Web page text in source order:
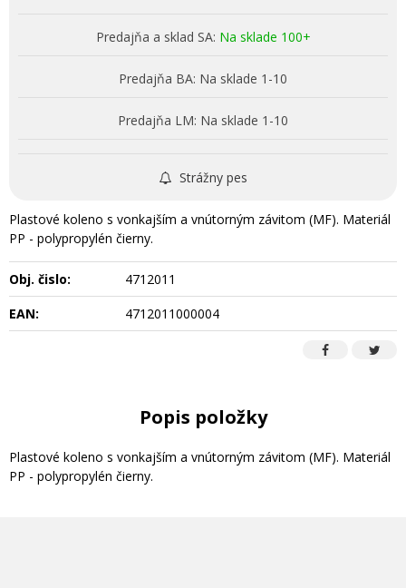
Predajňa a sklad SA: Na sklade 100+
Predajňa BA: Na sklade 1-10
Predajňa LM: Na sklade 1-10
Strážny pes
Plastové koleno s vonkajším a vnútorným závitom (MF). Materiál
PP - polypropylén čierny.
Obj. čislo:
4712011
EAN:
4712011000004
Popis položky
Plastové koleno s vonkajším a vnútorným závitom (MF). Materiál
PP - polypropylén čierny.